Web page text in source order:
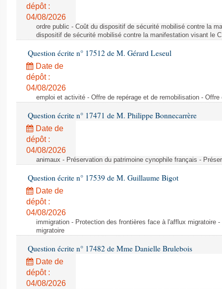
dépôt :
04/08/2026
ordre public - Coût du dispositif de sécurité mobilisé contre la
dispositif de sécurité mobilisé contre la manifestation visant le
Question écrite n° 17512 de M. Gérard Leseul
Date de
dépôt :
04/08/2026
emploi et activité - Offre de repérage et de remobilisation -
Question écrite n° 17471 de M. Philippe Bonnecarrère
Date de
dépôt :
04/08/2026
animaux - Préservation du patrimoine cynophile français -
Question écrite n° 17539 de M. Guillaume Bigot
Date de
dépôt :
04/08/2026
immigration - Protection des frontières face à l'afflux migratoire
migratoire
Question écrite n° 17482 de Mme Danielle Brulebois
Date de
dépôt :
04/08/2026